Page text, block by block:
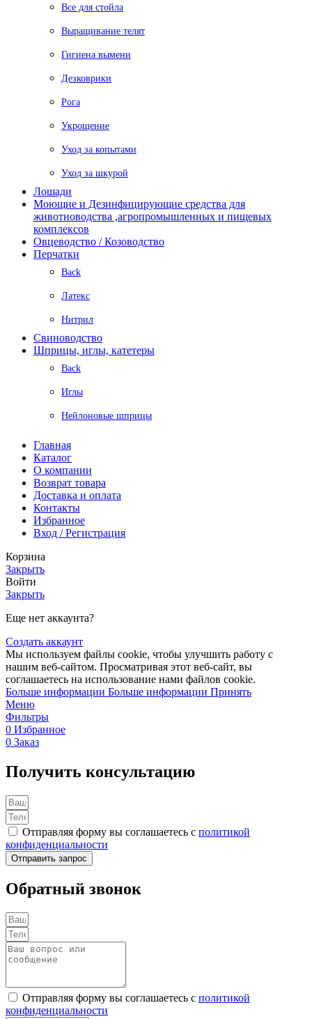
Все для стойла
Выращивание телят
Гигиена вымени
Дезковрики
Рога
Укрощение
Уход за копытами
Уход за шкурой
Лошади
Моющие и Дезинфицирующие средства для
животноводства ,агропромышленных и пищевых
комплексов
Овцеводство / Козоводство
Перчатки
Back
Латекс
Нитрил
Свиноводство
Шприцы, иглы, катетеры
Back
Иглы
Нейлоновые шприцы
Главная
Каталог
О компании
Возврат товара
Доставка и оплата
Контакты
Избранное
Вход / Регистрация
Корзина
Закрыть
Войти
Закрыть
Еще нет аккаунта?
Создать аккаунт
Мы используем файлы cookie, чтобы улучшить работу с
нашим веб-сайтом. Просматривая этот веб-сайт, вы
соглашаетесь на использование нами файлов cookie.
Больше информации Больше информации Принять
Меню
Фильтры
0 Избранное
0 Заказ
Получить консультацию
Отправляя форму вы соглашаетесь с политикой
конфиденциальности
Отправить запрос
Обратный звонок
Отправляя форму вы соглашаетесь с политикой
конфиденциальности